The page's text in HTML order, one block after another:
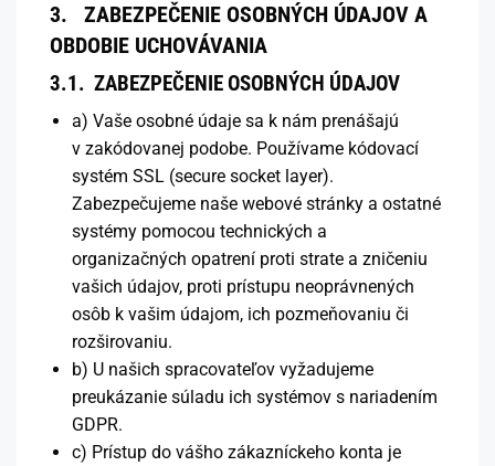
3. ZABEZPEČENIE OSOBNÝCH ÚDAJOV A
OBDOBIE UCHOVÁVANIA
3.1. ZABEZPEČENIE OSOBNÝCH ÚDAJOV
a) Vaše osobné údaje sa k nám prenášajú
v zakódovanej podobe. Používame kódovací
systém SSL (secure socket layer).
Zabezpečujeme naše webové stránky a ostatné
systémy pomocou technických a
organizačných opatrení proti strate a zničeniu
vašich údajov, proti prístupu neoprávnených
osôb k vašim údajom, ich pozmeňovaniu či
rozširovaniu.
b) U našich spracovateľov vyžadujeme
preukázanie súladu ich systémov s nariadením
GDPR.
c) Prístup do vášho zákazníckeho konta je